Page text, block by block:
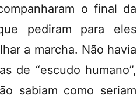
o final da
pediram para eles
a marcha. Não havia
de “escudo humano”,
sabiam como seriam